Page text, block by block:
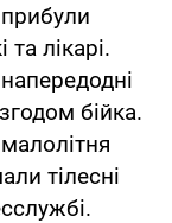
лікарі.
бійка.
тілесні